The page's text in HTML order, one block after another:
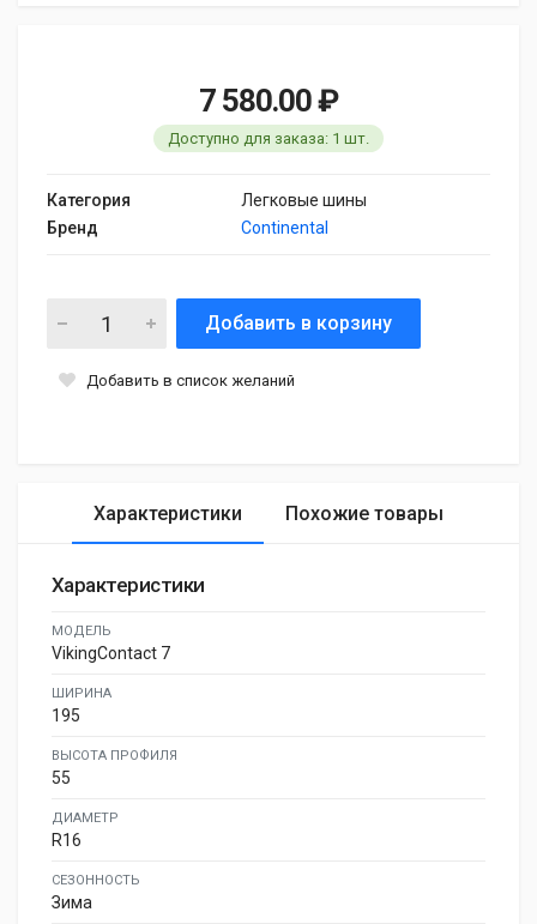
7 580.00 ₽
Доступно для заказа: 1 шт.
Категория
Легковые шины
Бренд
Continental
Добавить в корзину
Добавить в список желаний
Характеристики Похожие товары
Характеристики
МОДЕЛЬ
VikingContact 7
ШИРИНА
195
ВЫСОТА ПРОФИЛЯ
55
ДИАМЕТР
R16
СЕЗОННОСТЬ
Зима